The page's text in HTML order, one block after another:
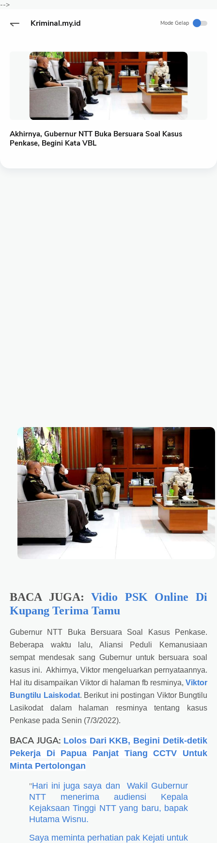
-->
Kriminal.my.id Mode Gelap
Akhirnya, Gubernur NTT Buka Bersuara Soal Kasus
Penkase, Begini Kata VBL
BACA JUGA:Vidio PSK Online Di
Kupang Terima Tamu
Gubernur NTT Buka Bersuara Soal Kasus Penkase.
Beberapa waktu lalu, Aliansi Peduli Kemanusiaan
sempat mendesak sang Gubernur untuk bersuara soal
kasus ini. Akhirnya, Viktor mengeluarkan pernyataannya.
Hal itu disampaikan Viktor di halaman fb resminya, Viktor
Bungtilu Laiskodat. Berikut ini postingan Viktor Bungtilu
Lasikodat dalam halaman resminya tentang kasus
Penkase pada Senin (7/3/2022).
BACA JUGA: Lolos Dari KKB, Begini Detik-detik
Pekerja Di Papua Panjat Tiang CCTV Untuk
Minta Pertolongan
"Hari ini juga saya dan Wakil Gubernur
NTT menerima audiensi Kepala
Kejaksaan Tinggi NTT yang baru, bapak
Hutama Wisnu.
Saya meminta perhatian pak Kejati untuk